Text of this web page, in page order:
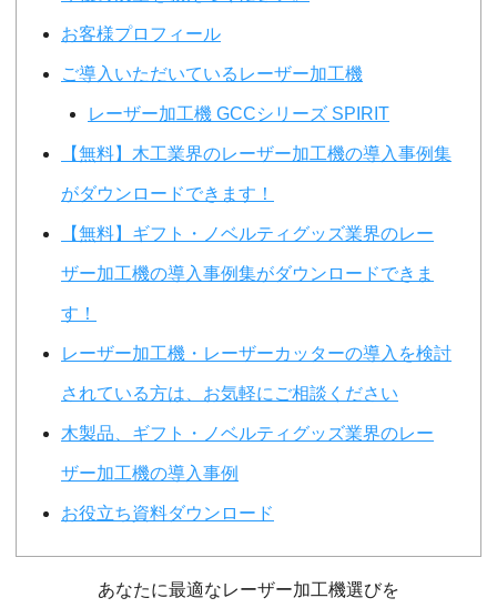
お客様プロフィール
ご導入いただいているレーザー加工機
レーザー加工機 GCCシリーズ SPIRIT
【無料】木工業界のレーザー加工機の導入事例集
がダウンロードできます！
【無料】ギフト・ノベルティグッズ業界のレー
ザー加工機の導入事例集がダウンロードできま
す！
レーザー加工機・レーザーカッターの導入を検討
されている方は、お気軽にご相談ください
木製品、ギフト・ノベルティグッズ業界のレー
ザー加工機の導入事例
お役立ち資料ダウンロード
あなたに最適なレーザー加工機選びを